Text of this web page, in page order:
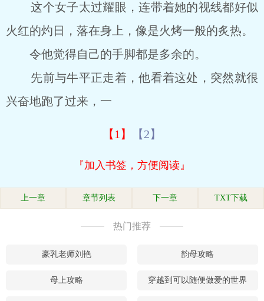
这个女子太过耀眼，连带着她的视线都好似
火红的灼日，落在身上，像是火烤一般的炙热。
令他觉得自己的手脚都是多余的。
先前与牛平正走着，他看着这处，突然就很
兴奋地跑了过来，一
【1】 【2】
『加入书签，方便阅读』
上一章 章节列表 下一章 TXT下载
热门推荐
豪乳老师刘艳 韵母攻略
母上攻略 穿越到可以随便做爱的世界